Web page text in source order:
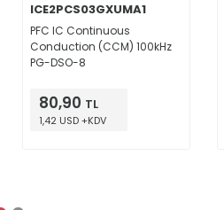
ICE2PCS03GXUMA1
PFC IC Continuous
Conduction (CCM) 100kHz
PG-DSO-8
80,90 TL
1,42 USD +KDV